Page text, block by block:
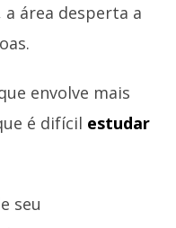
área desperta a
envolve mais
é difícil estudar
seu